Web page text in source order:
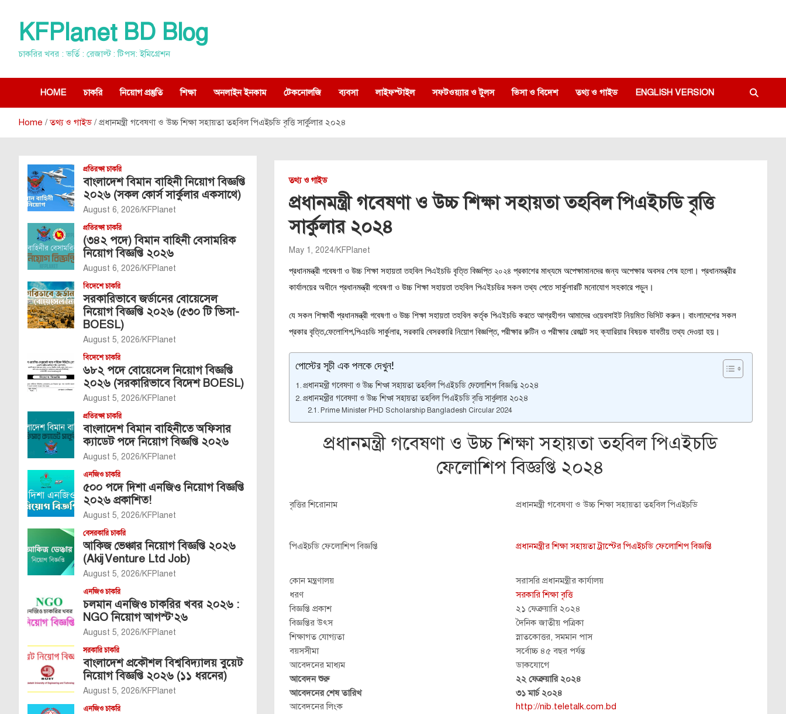
contentKFPlanet BD Blog
চাকরির খবর : ভর্তি : রেজাল্ট : টিপস: ইমিগ্রেশন
HOME চাকরি নিয়োগ প্রস্তুতি শিক্ষা অনলাইন ইনকাম টেকনোলজি ব্যবসা লাইফস্টাইল সফটওয়্যার ও টুলস ভিসা ও বিদেশ তথ্য ও গাইড ENGLISH VERSION
Home তথ্য ও গাইড প্রধানমন্ত্রী গবেষণা ও উচ্চ শিক্ষা সহায়তা তহবিল পিএইচডি বৃত্তি সার্কুলার ২০২৪
তথ্য ও গাইড
প্রধানমন্ত্রী গবেষণা ও উচ্চ শিক্ষা সহায়তা তহবিল পিএইচডি বৃত্তি
সার্কুলার ২০২৪
May 1, 2024 KFPlanet
প্রধানমন্ত্রী গবেষণা ও উচ্চ শিক্ষা সহায়তা তহবিল পিএইচডি বৃত্তি বিজ্ঞপ্তি ২০২৪ প্রকাশের মাধ্যমে অপেক্ষামানদের জন্য অপেক্ষার অবসর শেষ হলো। প্রধানমন্ত্রীর
কার্যালয়ের অধীনে প্রধানমন্ত্রী গবেষণা ও উচ্চ শিক্ষা সহায়তা তহবিল পিএইচডির সকল তথ্য পেতে সার্কুলারটি মনোযোগ সহকারে পড়ুন।
যে সকল শিক্ষার্থী প্রধানমন্ত্রী গবেষণা ও উচ্চ শিক্ষা সহায়তা তহবিল কর্তৃক পিএইচডি করতে আগ্রহীগন আমাদের ওয়েবসাইট নিয়মিত ভিসিট করুন। বাংলাদেশের সকল
প্রকার বৃত্তি,ফেলোশিপ,পিএচডি সার্কুলার, সরকারি বেসরকারি নিয়োগ বিজ্ঞপ্তি, পরীক্ষার রুটিন ও পরীক্ষার রেজাল্ট সহ ক্যারিয়ার বিষয়ক যাবতীয় তথ্য দেওয়া হয়।
পোস্টের সূচী এক পলকে দেখুন!
প্রধানমন্ত্রী গবেষণা ও উচ্চ শিক্ষা সহায়তা তহবিল পিএইচডি ফেলোশিপ বিজ্ঞপ্তি ২০২৪
প্রধানমন্ত্রীর গবেষণা ও উচ্চ শিক্ষা সহায়তা তহবিল পিএইচডি বৃত্তি সার্কুলার ২০২৪
Prime Minister PHD Scholarship Bangladesh Circular 2024
প্রধানমন্ত্রী গবেষণা ও উচ্চ শিক্ষা সহায়তা তহবিল পিএইচডি
ফেলোশিপ বিজ্ঞপ্তি ২০২৪
বৃত্তির শিরোনাম প্রধানমন্ত্রী গবেষণা ও উচ্চ শিক্ষা সহায়তা তহবিল পিএইচডি
পিএইচডি ফেলোশিপ বিজ্ঞপ্তি প্রধানমন্ত্রীর শিক্ষা সহায়তা ট্রাস্টের পিএইচডি ফেলোশিপ বিজ্ঞপ্তি
কোন মন্ত্রণালয়
সরাসরি প্রধানমন্ত্রীর কার্যালয়
ধরণ
সরকারি শিক্ষা বৃত্তি
বিজ্ঞপ্তি প্রকাশ
২১ ফেব্রুয়ারি ২০২৪
বিজ্ঞপ্তির উৎস
দৈনিক জাতীয় পত্রিকা
শিক্ষাগত যোগ্যতা
স্নাতকোত্তর, সমমান পাস
বয়সসীমা
সর্বোচ্চ ৪৫ বছর পর্যন্ত
আবেদনের মাধ্যম
ডাকযোগে
আবেদন শুরু
২২ ফেব্রুয়ারি ২০২৪
আবেদনের শেষ তারিখ
৩১ মার্চ ২০২৪
আবেদনের লিংক
http://nib.teletalk.com.bd
প্রতিরক্ষা চাকরি
বাংলাদেশ বিমান বাহিনী নিয়োগ বিজ্ঞপ্তি
২০২৬ (সকল কোর্স সার্কুলার একসাথে)
August 6, 2026 KFPlanet
প্রতিরক্ষা চাকরি
(৩৪২ পদে) বিমান বাহিনী বেসামরিক
নিয়োগ বিজ্ঞপ্তি ২০২৬
August 6, 2026 KFPlanet
বিদেশে চাকরি
সরকারিভাবে জর্ডানের বোয়েসেল
নিয়োগ বিজ্ঞপ্তি ২০২৬ (৫৩০ টি ভিসা-
BOESL)
August 5, 2026 KFPlanet
বিদেশে চাকরি
৬৮২ পদে বোয়েসেল নিয়োগ বিজ্ঞপ্তি
২০২৬ (সরকারিভাবে বিদেশ BOESL)
August 5, 2026 KFPlanet
প্রতিরক্ষা চাকরি
বাংলাদেশ বিমান বাহিনীতে অফিসার
ক্যাডেট পদে নিয়োগ বিজ্ঞপ্তি ২০২৬
August 5, 2026 KFPlanet
এনজিও চাকরি
৫০০ পদে দিশা এনজিও নিয়োগ বিজ্ঞপ্তি
২০২৬ প্রকাশিত!
August 5, 2026 KFPlanet
বেসরকারি চাকরি
আকিজ ভেঞ্চার নিয়োগ বিজ্ঞপ্তি ২০২৬
(Akij Venture Ltd Job)
August 5, 2026 KFPlanet
এনজিও চাকরি
চলমান এনজিও চাকরির খবর ২০২৬ :
NGO নিয়োগ আগস্ট’২৬
August 5, 2026 KFPlanet
সরকারি চাকরি
বাংলাদেশ প্রকৌশল বিশ্ববিদ্যালয় বুয়েট
নিয়োগ বিজ্ঞপ্তি ২০২৬ (১১ ধরনের)
August 5, 2026 KFPlanet
এনজিও চাকরি